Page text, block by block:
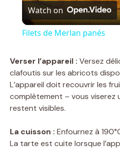
l
y
i
Watch on
Filets de Merlan panés
Verser l’appareil : Versez
clafoutis sur les abricots
L’appareil doit recouvrir les
complètement – vous viserez
restent visibles.
La cuisson : Enfournez à
La tarte est cuite lorsque